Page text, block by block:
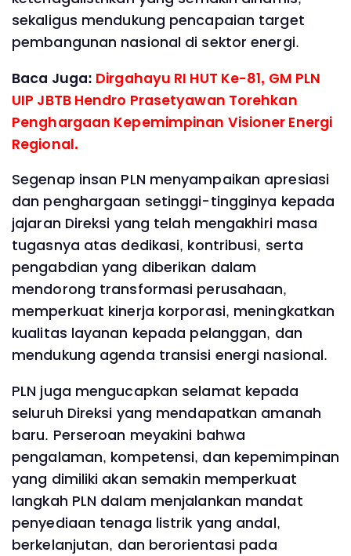
sekaligus mendukung pencapaian target
pembangunan nasional di sektor energi.
Baca Juga: Dirgahayu RI HUT Ke-81, GM PLN
UIP JBTB Hendro Prasetyawan Torehkan
Penghargaan Kepemimpinan Visioner Energi
Regional.
Segenap insan PLN menyampaikan apresiasi
dan penghargaan setinggi-tingginya kepada
jajaran Direksi yang telah mengakhiri masa
tugasnya atas dedikasi, kontribusi, serta
pengabdian yang diberikan dalam
mendorong transformasi perusahaan,
memperkuat kinerja korporasi, meningkatkan
kualitas layanan kepada pelanggan, dan
mendukung agenda transisi energi nasional.
PLN juga mengucapkan selamat kepada
seluruh Direksi yang mendapatkan amanah
baru. Perseroan meyakini bahwa
pengalaman, kompetensi, dan kepemimpinan
yang dimiliki akan semakin memperkuat
langkah PLN dalam menjalankan mandat
penyediaan tenaga listrik yang andal,
berkelanjutan, dan berorientasi pada